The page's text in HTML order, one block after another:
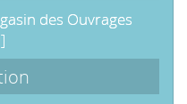
des Ouvrages
des Ouvrages